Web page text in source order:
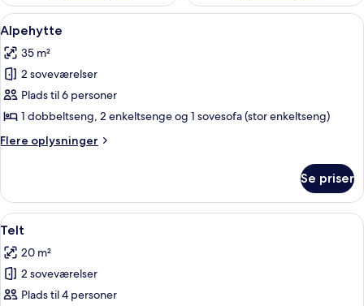
Indlæs
alle
billeder
af
Alpehytte
En træhytte med veranda, en bil
10
Alpehytte
35 m²
2 soveværelser
Plads til 6 personer
1 dobbeltseng, 2 enkeltsenge og 1 sovesofa (stor enkeltseng)
Flere oplysninger
Flere
Se priser
Indlæs
alle
billeder
af
Telt
En lille træhytte med saddeltag og
9
Telt
20 m²
2 soveværelser
Plads til 4 personer